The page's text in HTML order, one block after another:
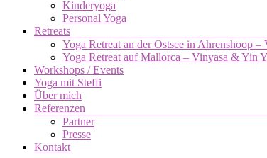
Stefanie
Franck
Verbindung
Körper,
Seele.
Kinderyoga
Personal Yoga
Retreats
Yoga Retreat an der Ostsee in Ahrenshoop
Yoga Retreat auf Mallorca – Vinyasa & Yin
Workshops / Events
Yoga mit Steffi
Über mich
Referenzen
Partner
Presse
Kontakt